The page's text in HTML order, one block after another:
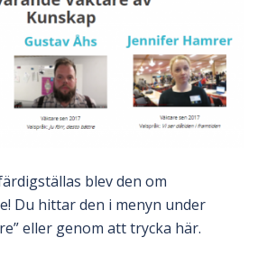
blev den om
Du hittar den i menyn under
eller genom att trycka här.